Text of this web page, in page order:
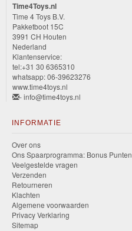
Time4Toys.nl
Time 4 Toys B.V.
Pakketboot 15C
3991 CH Houten
Nederland
Klantenservice:
tel:+31 30 6365310
whatsapp: 06-39623276
www.time4toys.nl
- info@time4toys.nl
INFORMATIE
Over ons
Ons Spaarprogramma: Bonus Punten
Veelgestelde vragen
Verzenden
Retourneren
Klachten
Algemene voorwaarden
Privacy Verklaring
Sitemap